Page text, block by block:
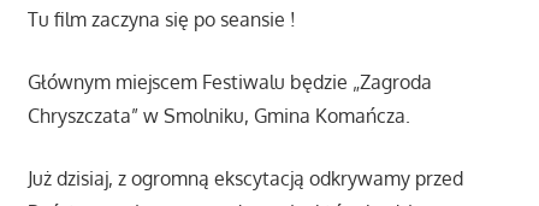
Tu film zaczyna się po seansie !
Głównym miejscem Festiwalu będzie „Zagroda
Chryszczata” w Smolniku, Gmina Komańcza.
Już dzisiaj, z ogromną ekscytacją odkrywamy przed